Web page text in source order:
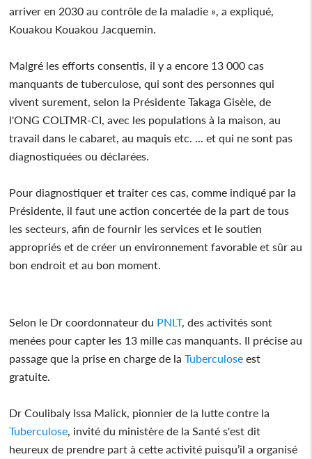
arriver en 2030 au contrôle de la maladie », a expliqué,
Kouakou Kouakou Jacquemin.
Malgré les efforts consentis, il y a encore 13 000 cas
manquants de tuberculose, qui sont des personnes qui
vivent surement, selon la Présidente Takaga Gisèle, de
l'ONG COLTMR-CI, avec les populations à la maison, au
travail dans le cabaret, au maquis etc. ... et qui ne sont pas
diagnostiquées ou déclarées.
Pour diagnostiquer et traiter ces cas, comme indiqué par la
Présidente, il faut une action concertée de la part de tous
les secteurs, afin de fournir les services et le soutien
appropriés et de créer un environnement favorable et sûr au
bon endroit et au bon moment.
Selon le Dr coordonnateur du PNLT, des activités sont
menées pour capter les 13 mille cas manquants. Il précise au
passage que la prise en charge de laTuberculose est
gratuite.
Dr Coulibaly Issa Malick, pionnier de la lutte contre la
Tuberculose , invité du ministère de la Santé s'est dit
heureux de prendre part à cette activité puisqu’il a organisé